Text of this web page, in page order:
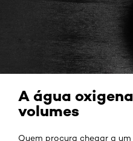
A água
volumes
Quem procura chegar a